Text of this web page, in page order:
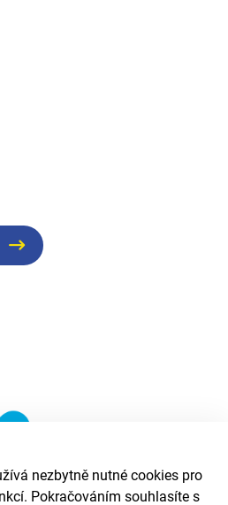
nezbytně nutné cookies pro
Pokračováním souhlasíte s